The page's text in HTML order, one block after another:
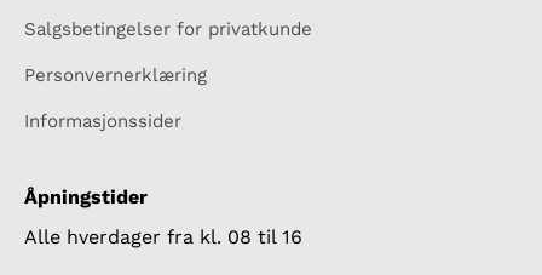
Salgsbetingelser for privatkunde
Personvernerklæring
Informasjonssider
Åpningstider
Alle hverdager fra kl. 08 til 16